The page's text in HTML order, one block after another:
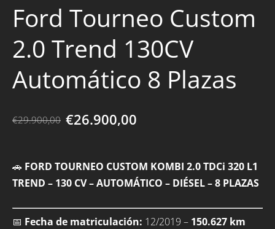
Ford Tourneo Custom
2.0 Trend 130CV
Automático 8 Plazas
€29.900,00 €26.900,00
🚗 FORD TOURNEO CUSTOM KOMBI 2.0 TDCi 320 L1
TREND – 130 CV – AUTOMÁTICO – DIÉSEL – 8 PLAZAS
📅 Fecha de matriculación: 12/2019 – 150.627 km